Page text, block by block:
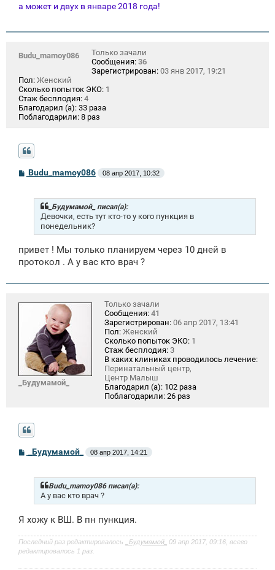
а может и двух в январе 2018 года!
Budu_mamoy086
Только зачали
Сообщения: 36
Зарегистрирован: 03 янв 2017, 19:21
Пол: Женский
Сколько попыток ЭКО: 1
Стаж бесплодия: 4
Благодарил (а): 33 раза
Поблагодарили: 8 раз
СBudu_mamoy086 08 апр 2017, 10:32
_Будумамой_ писал(а):
Девочки, есть тут кто-то у кого пункция в
понедельник?
привет ! Мы только планируем через 10 дней в
протокол . А у вас кто врач ?
_Будумамой_
Только зачали
Сообщения: 41
Зарегистрирован: 06 апр 2017, 13:41
Пол: Женский
Сколько попыток ЭКО: 1
Стаж бесплодия: 3
В каких клиниках проводилось лечение:
Перинатальный центр,
Центр Малыш
Благодарил (а): 102 раза
Поблагодарили: 26 раз
е
_Будумамой_ 08 апр 2017, 14:21
Budu_mamoy086 писал(а):
А у вас кто врач ?
Я хожу к ВШ. В пн пункция.
Последний раз редактировалось _Будумамой_ 09 апр 2017, 09:16, всего
редактировалось 1 раз.